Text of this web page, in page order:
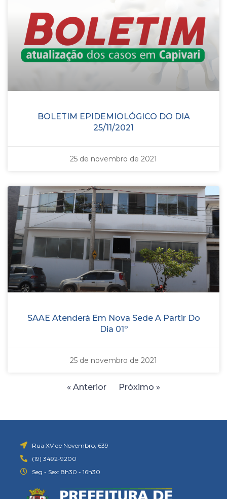
BOLETIM EPIDEMIOLÓGICO DO DIA
25/11/2021
25 de novembro de 2021
SAAE Atenderá Em Nova Sede A Partir Do
Dia 01º
25 de novembro de 2021
« Anterior Próximo »
Rua XV de Novembro, 639
(19) 3492-9200
Seg - Sex: 8h30 - 16h30